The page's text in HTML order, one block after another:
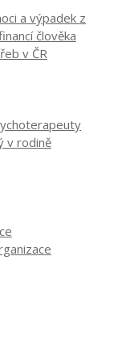
a výpadek z
člověka
v ČR
v rodině